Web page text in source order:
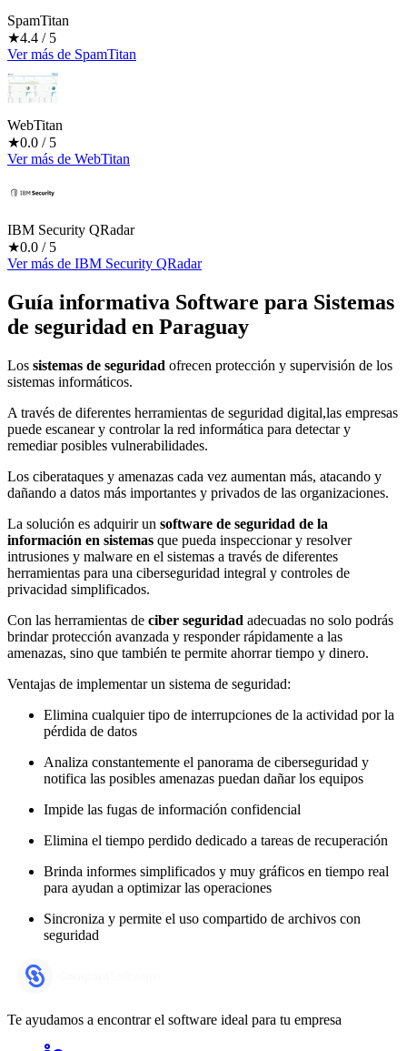
SpamTitan
★4.4 / 5
Ver más de SpamTitan
WebTitan
★0.0 / 5
Ver más de WebTitan
IBM Security QRadar
★0.0 / 5
Ver más de IBM Security QRadar
Guía informativa Software para Sistemas
de seguridad en Paraguay
Los sistemas de seguridad ofrecen protección y supervisión de los
sistemas informáticos.
A través de diferentes herramientas de seguridad digital,las empresas
puede escanear y controlar la red informática para detectar y
remediar posibles vulnerabilidades.
Los ciberataques y amenazas cada vez aumentan más, atacando y
dañando a datos más importantes y privados de las organizaciones.
La solución es adquirir un software de seguridad de la
información en sistemas que pueda inspeccionar y resolver
intrusiones y malware en el sistemas a través de diferentes
herramientas para una ciberseguridad integral y controles de
privacidad simplificados.
Con las herramientas de ciber seguridad adecuadas no solo podrás
brindar protección avanzada y responder rápidamente a las
amenazas, sino que también te permite ahorrar tiempo y dinero.
Ventajas de implementar un sistema de seguridad:
Elimina cualquier tipo de interrupciones de la actividad por la
pérdida de datos
Analiza constantemente el panorama de ciberseguridad y
notifica las posibles amenazas puedan dañar los equipos
Impide las fugas de información confidencial
Elimina el tiempo perdido dedicado a tareas de recuperación
Brinda informes simplificados y muy gráficos en tiempo real
para ayudan a optimizar las operaciones
Sincroniza y permite el uso compartido de archivos con
seguridad
Te ayudamos a encontrar el software ideal para tu empresa